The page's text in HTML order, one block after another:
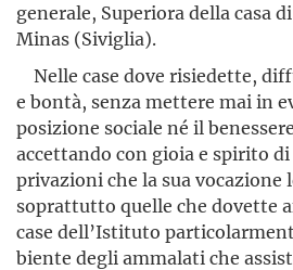
generale, Superiora della casa
Minas (Siviglia).
Nelle case dove risiedette,
e bontà, senza mettere mai in
posizione sociale né il
accettando con gioia e spirito
privazioni che la sua vocazione
soprattutto quelle che dovette
case dell’Istituto
biente degli ammalati che